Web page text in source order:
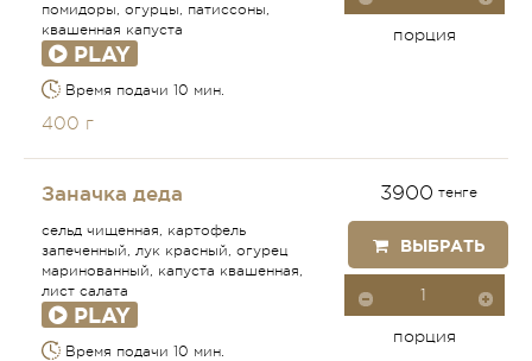
помидоры, огурцы, патиссоны,
квашенная капуста
PLAY
Время подачи 10 мин.
400 г
порция
Заначка деда
сельд чищенная, картофель
запеченный, лук красный, огурец
маринованный, капуста квашенная,
лист салата
PLAY
Время подачи 10 мин.
3900 тенге
ВЫБРАТЬ
порция